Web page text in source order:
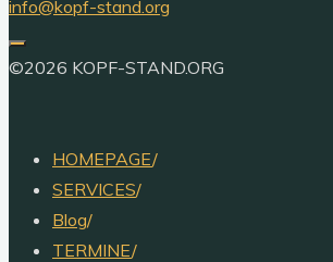
info@kopf-stand.org
©2026 KOPF-STAND.ORG
HOMEPAGE/
SERVICES/
Blog/
TERMINE/